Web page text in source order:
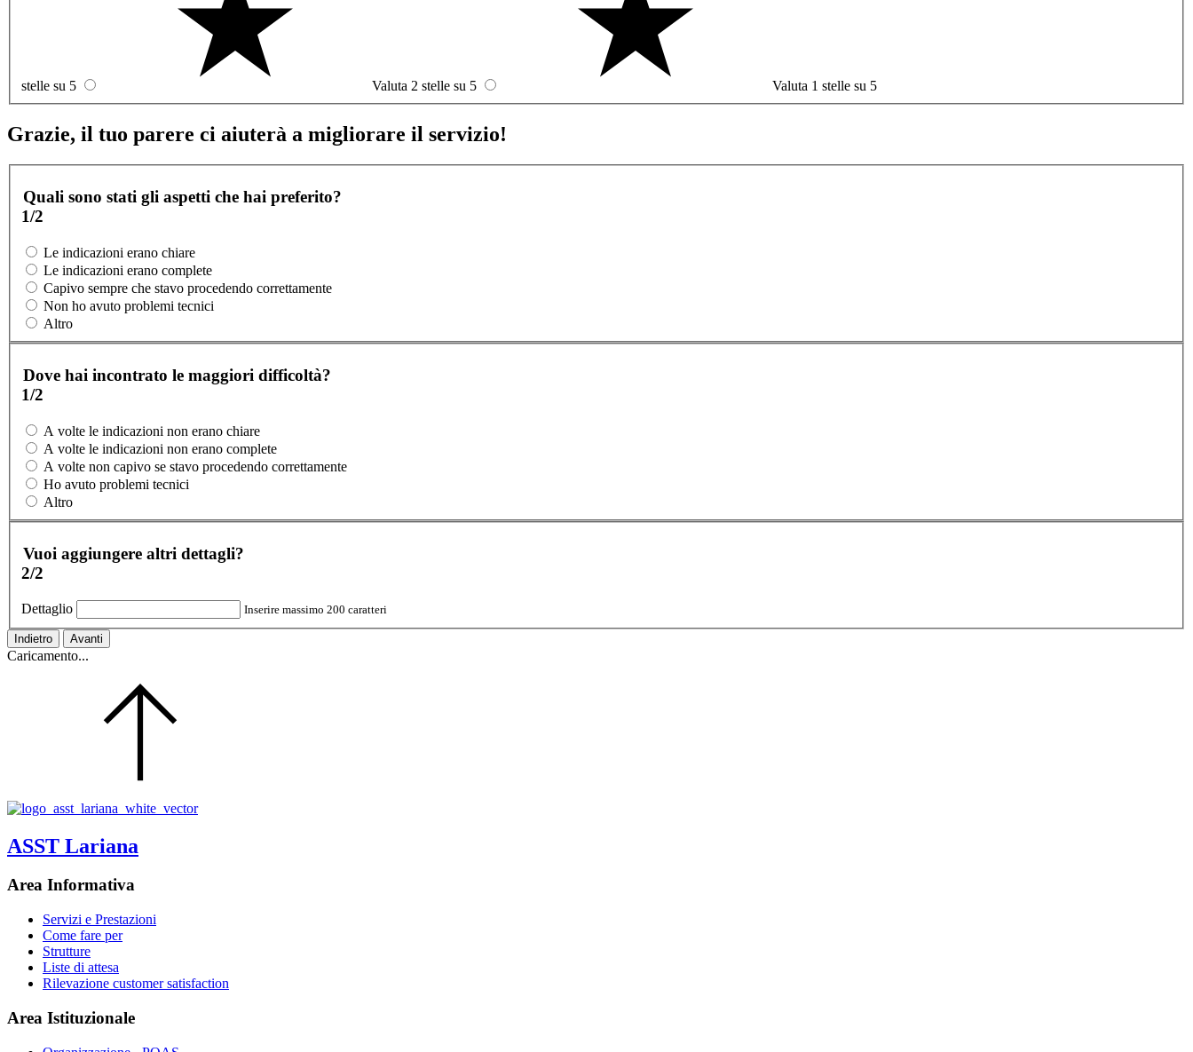
stelle su 5 Valuta 2 stelle su 5 Valuta 1 stelle su 5
Grazie, il tuo parere ci aiuterà a migliorare il servizio!
Quali sono stati gli aspetti che hai preferito?
1/2
Le indicazioni erano chiare
Le indicazioni erano complete
Capivo sempre che stavo procedendo correttamente
Non ho avuto problemi tecnici
Altro
Dove hai incontrato le maggiori difficoltà?
1/2
A volte le indicazioni non erano chiare
A volte le indicazioni non erano complete
A volte non capivo se stavo procedendo correttamente
Ho avuto problemi tecnici
Altro
Vuoi aggiungere altri dettagli?
2/2
Dettaglio Inserire massimo 200 caratteri
Indietro Avanti
Caricamento...
ASST Lariana
Area Informativa
Servizi e Prestazioni
Come fare per
Strutture
Liste di attesa
Rilevazione customer satisfaction
Area Istituzionale